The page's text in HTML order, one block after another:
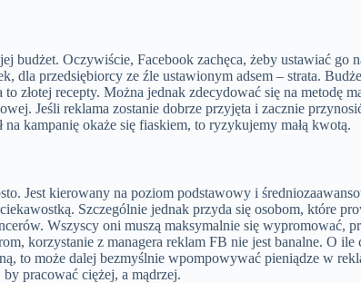
budżet. Oczywiście, Facebook zachęca, żeby ustawiać go
dla przedsiębiorcy ze źle ustawionym adsem – strata.
złotej recepty. Można jednak zdecydować się na metodę
Jeśli reklama zostanie dobrze przyjęta i zacznie
kampanię okaże się fiaskiem, to ryzykujemy małą kwotą.
Jest kierowany na poziom podstawowy i
Szczególnie jednak przyda się osobom, które
Wszyscy oni muszą maksymalnie się wypromować,
korzystanie z managera reklam FB nie jest banalne. O ile
to może dalej bezmyślnie wpompowywać pieniądze w
pracować ciężej, a mądrzej.